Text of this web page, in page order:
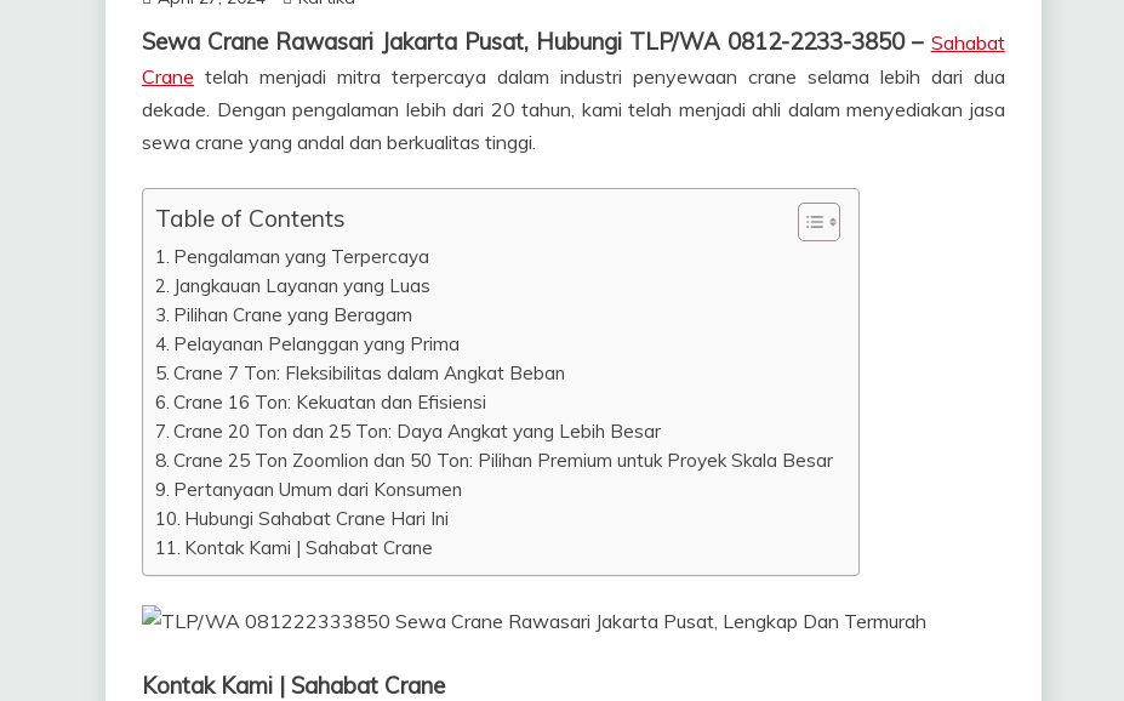
Sewa Crane Rawasari Jakarta Pusat, Hubungi TLP/WA 0812-2233-3850 – Sahabat
Crane telah menjadi mitra terpercaya dalam industri penyewaan crane selama lebih dari dua
dekade. Dengan pengalaman lebih dari 20 tahun, kami telah menjadi ahli dalam menyediakan jasa
sewa crane yang andal dan berkualitas tinggi.
Table of Contents
Pengalaman yang Terpercaya
Jangkauan Layanan yang Luas
Pilihan Crane yang Beragam
Pelayanan Pelanggan yang Prima
Crane 7 Ton: Fleksibilitas dalam Angkat Beban
Crane 16 Ton: Kekuatan dan Efisiensi
Crane 20 Ton dan 25 Ton: Daya Angkat yang Lebih Besar
Crane 25 Ton Zoomlion dan 50 Ton: Pilihan Premium untuk Proyek Skala Besar
Pertanyaan Umum dari Konsumen
Hubungi Sahabat Crane Hari Ini
Kontak Kami | Sahabat Crane
Kontak Kami | Sahabat Crane